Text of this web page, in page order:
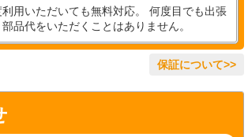
用いただいても無料対応。 何度目でも出張
品代をいただくことはありません。
保証について>>